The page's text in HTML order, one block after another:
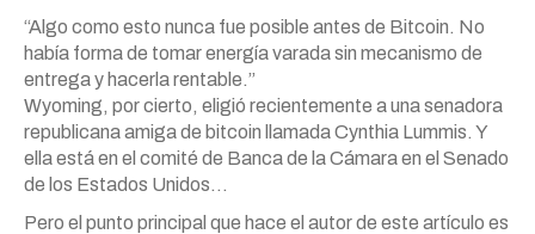
“Algo como esto nunca fue posible antes de Bitcoin. No
había forma de tomar energía varada sin mecanismo de
entrega y hacerla rentable.”
Wyoming, por cierto, eligió recientemente a una senadora
republicana amiga de bitcoin llamada Cynthia Lummis. Y
ella está en el comité de Banca de la Cámara en el Senado
de los Estados Unidos…
Pero el punto principal que hace el autor de este artículo es